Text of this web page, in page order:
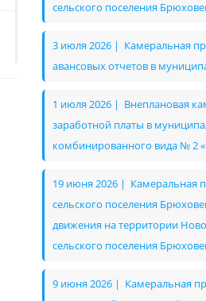
сельского поселения
3 июля 2026 | Камеральная
авансовых отчетов в
1 июля 2026 | Внеплановая
заработной платы в
комбинированного вида № 2
19 июня 2026 | Камеральная
сельского поселения
движения на территории
сельского поселения
9 июня 2026 | Камеральная